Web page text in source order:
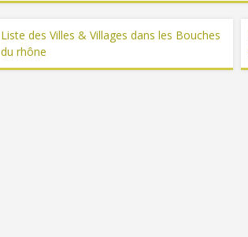
Liste des Villes & Villages dans les Bouches
du rhône